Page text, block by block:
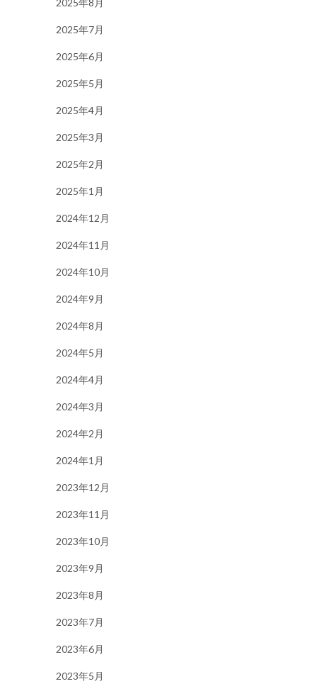
2025年8月
2025年7月
2025年6月
2025年5月
2025年4月
2025年3月
2025年2月
2025年1月
2024年12月
2024年11月
2024年10月
2024年9月
2024年8月
2024年5月
2024年4月
2024年3月
2024年2月
2024年1月
2023年12月
2023年11月
2023年10月
2023年9月
2023年8月
2023年7月
2023年6月
2023年5月